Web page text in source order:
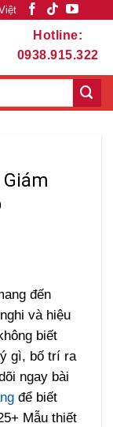
Hotline:
0938.915.322
đến
và hiệu
biết
gì, bố trí ra
ngay bài
để biết
Mẫu thiết